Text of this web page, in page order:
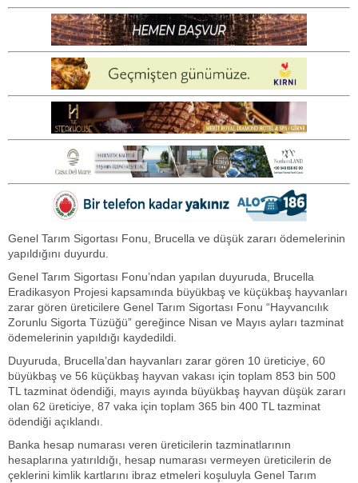
Genel Tarım Sigortası Fonu, Brucella ve düşük zararı ödemelerinin
yapıldığını duyurdu.
Genel Tarım Sigortası Fonu’ndan yapılan duyuruda, Brucella
Eradikasyon Projesi kapsamında büyükbaş ve küçükbaş hayvanları
zarar gören üreticilere Genel Tarım Sigortası Fonu “Hayvancılık
Zorunlu Sigorta Tüzüğü” gereğince Nisan ve Mayıs ayları tazminat
ödemelerinin yapıldığı kaydedildi.
Duyuruda, Brucella’dan hayvanları zarar gören 10 üreticiye, 60
büyükbaş ve 56 küçükbaş hayvan vakası için toplam 853 bin 500
TL tazminat ödendiği, mayıs ayında büyükbaş hayvan düşük zararı
olan 62 üreticiye, 87 vaka için toplam 365 bin 400 TL tazminat
ödendiği açıklandı.
Banka hesap numarası veren üreticilerin tazminatlarının
hesaplarına yatırıldığı, hesap numarası vermeyen üreticilerin de
çeklerini kimlik kartlarını ibraz etmeleri koşuluyla Genel Tarım